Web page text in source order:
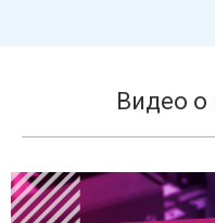
Видео о